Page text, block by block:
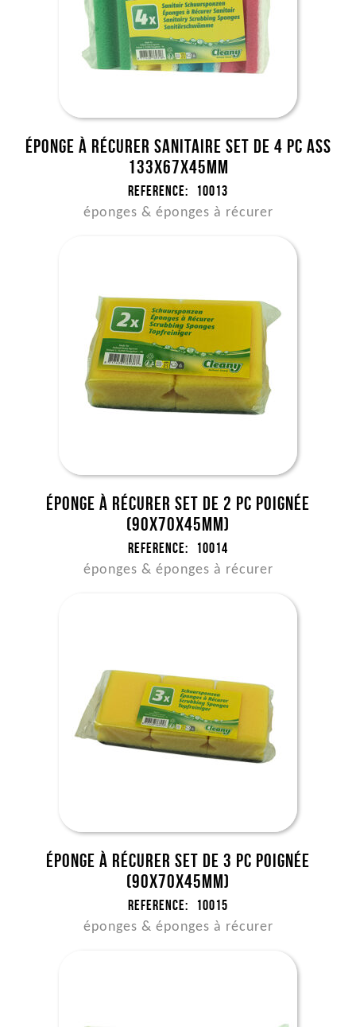
Éponge à récurer sanitaire set de 4 pc ass
133x67x45mm
Reference: 10013
éponges & éponges à récurer
Éponge à récurer set de 2 pc poignée
(90x70x45mm)
Reference: 10014
éponges & éponges à récurer
Éponge à récurer set de 3 pc poignée
(90x70x45mm)
Reference: 10015
éponges & éponges à récurer